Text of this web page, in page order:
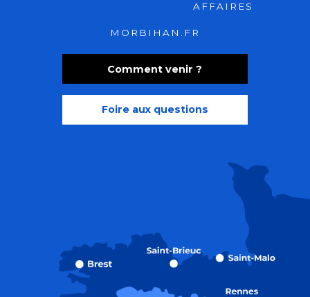
Comment venir ?
Foire aux questions
AFFAIRES
MORBIHAN.FR